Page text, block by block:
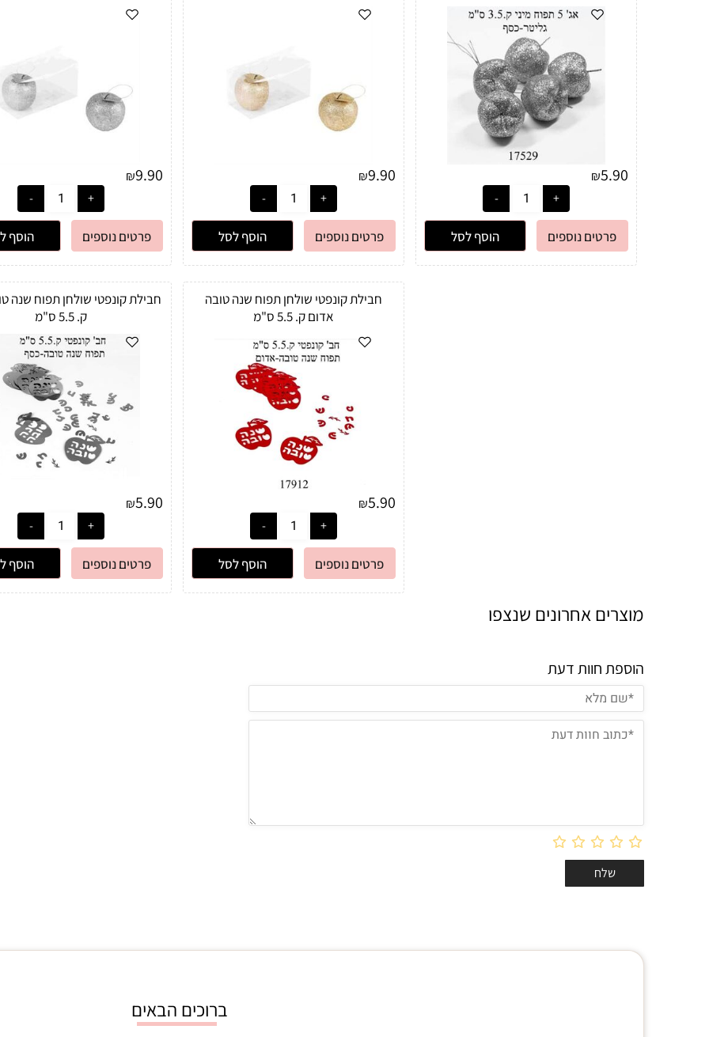
₪5.90
פרטים נוספים הוסף לסל
₪9.90
פרטים נוספים הוסף לסל
₪9.90
פרטים נוספים הוסף
חבילת קונפטי שולחן תפוח שנה טובה
אדום ק. 5.5 ס"מ
₪5.90
פרטים נוספים הוסף לסל
חבילת קונפטי שולחן תפוח שנה
ק. 5.5 ס"מ
₪5.90
פרטים נוספים הוסף
מוצרים אחרונים שנצפו
הוספת חוות דעת
ברוכים הבאים